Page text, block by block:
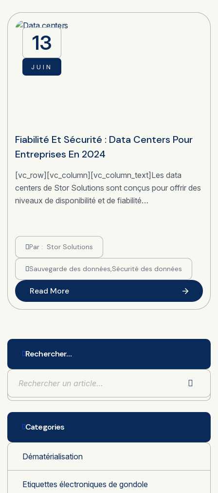
13
JUIN
Fiabilité Et Sécurité : Data Centers Pour
Entreprises En 2024
[vc_row][vc_column][vc_column_text]Les data
centers de Stor Solutions sont conçus pour offrir des
niveaux de disponibilité et de fiabilité…
Par : Stor Solutions
Sauvegarde des données,Sécurité des données
Read More
Rechercher…
Categories
Dématérialisation
Etiquettes électroniques de gondole